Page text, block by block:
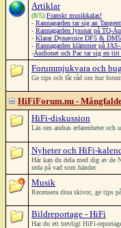
Artiklar
(8/5):Franskt musikkalas!
- Rannagarden tar sig an
- Rannagarden lyssnar på TQ-
- Klarar Dynavoice DF5 & DM5
- Rannagarden klämmer på
-Audionet och Pac tar sig en
Forummjukvara och
Ge tips och får råd om hur
HiFiForum.nu -
HiFi-diskussion
Läs om andras erfarenheter
Nyheter och HiFi-
Här kan du dela med dig av de
reda på vad som händer.
Musik
Recensera dina skivor, ge tips
Bildreportage - HiFi
Har du ett trevligt HiFi-